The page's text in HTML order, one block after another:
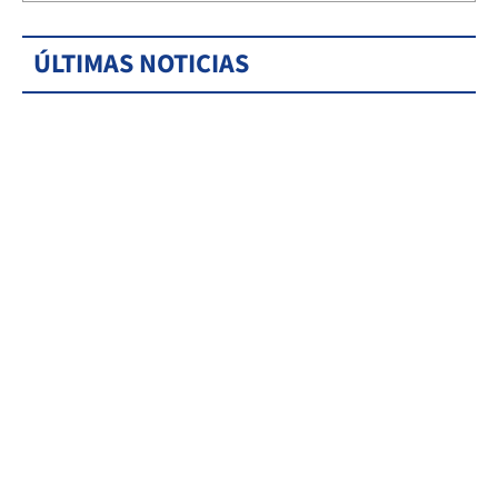
ÚLTIMAS NOTICIAS